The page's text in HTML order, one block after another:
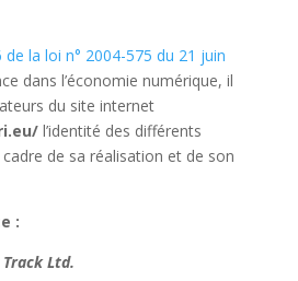
de la loi n° 2004-575 du 21 juin
dans l’économie numérique, il
du site internet
l’identité des différents
de sa réalisation et de son
:
Ltd.